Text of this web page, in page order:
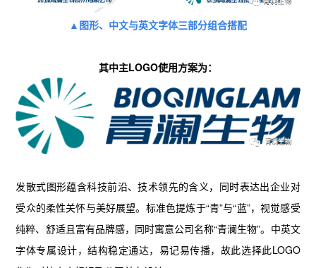
▲图形、中文与英文字体三部分组合搭配
其中主LOGO使用方案为：
发散式图形蕴含科技前沿、技术领先的含义，同时表达出企业对
受众的柔性关怀与美好展望。标准色提炼于“青”与“蓝”，视觉感受
纯粹、舒适且富有品牌感，同时寓意公司名称“青澜生物”。中英文
字体专属设计，结构稳定通达，易记易传播，故此选择此LOGO